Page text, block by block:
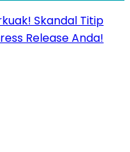
Skandal Titip
Release Anda!